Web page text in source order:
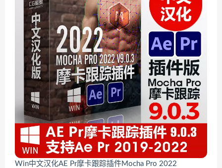
Win中文汉化AE Pr摩卡跟踪插件Mocha Pro 2022